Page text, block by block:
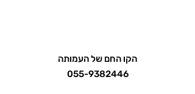
הקו החם של העמותה
055-9382446